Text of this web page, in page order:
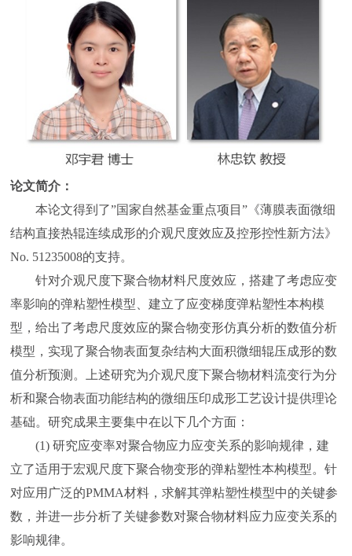
论文简介：
本论文得到了”国家自然基金重点项目”《薄膜表面微细
结构直接热辊连续成形的介观尺度效应及控形控性新方法》
No. 51235008的支持。
针对介观尺度下聚合物材料尺度效应，搭建了考虑应变
率影响的弹粘塑性模型、建立了应变梯度弹粘塑性本构模
型，给出了考虑尺度效应的聚合物变形仿真分析的数值分析
模型，实现了聚合物表面复杂结构大面积微细辊压成形的数
值分析预测。上述研究为介观尺度下聚合物材料流变行为分
析和聚合物表面功能结构的微细压印成形工艺设计提供理论
基础。研究成果主要集中在以下几个方面：
(1) 研究应变率对聚合物应力应变关系的影响规律，建
立了适用于宏观尺度下聚合物变形的弹粘塑性本构模型。针
对应用广泛的PMMA材料，求解其弹粘塑性模型中的关键参
数，并进一步分析了关键参数对聚合物材料应力应变关系的
影响规律。